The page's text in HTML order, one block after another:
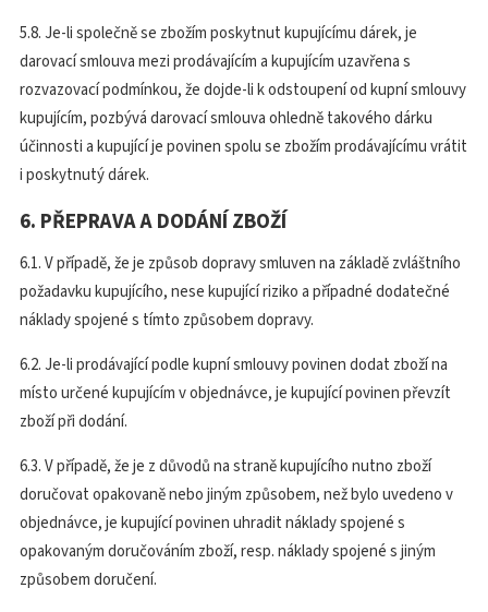
5.8. Je-li společně se zbožím poskytnut kupujícímu dárek, je
darovací smlouva mezi prodávajícím a kupujícím uzavřena s
rozvazovací podmínkou, že dojde-li k odstoupení od kupní smlouvy
kupujícím, pozbývá darovací smlouva ohledně takového dárku
účinnosti a kupující je povinen spolu se zbožím prodávajícímu vrátit
i poskytnutý dárek.
6. PŘEPRAVA A DODÁNÍ ZBOŽÍ
6.1. V případě, že je způsob dopravy smluven na základě zvláštního
požadavku kupujícího, nese kupující riziko a případné dodatečné
náklady spojené s tímto způsobem dopravy.
6.2. Je-li prodávající podle kupní smlouvy povinen dodat zboží na
místo určené kupujícím v objednávce, je kupující povinen převzít
zboží při dodání.
6.3. V případě, že je z důvodů na straně kupujícího nutno zboží
doručovat opakovaně nebo jiným způsobem, než bylo uvedeno v
objednávce, je kupující povinen uhradit náklady spojené s
opakovaným doručováním zboží, resp. náklady spojené s jiným
způsobem doručení.